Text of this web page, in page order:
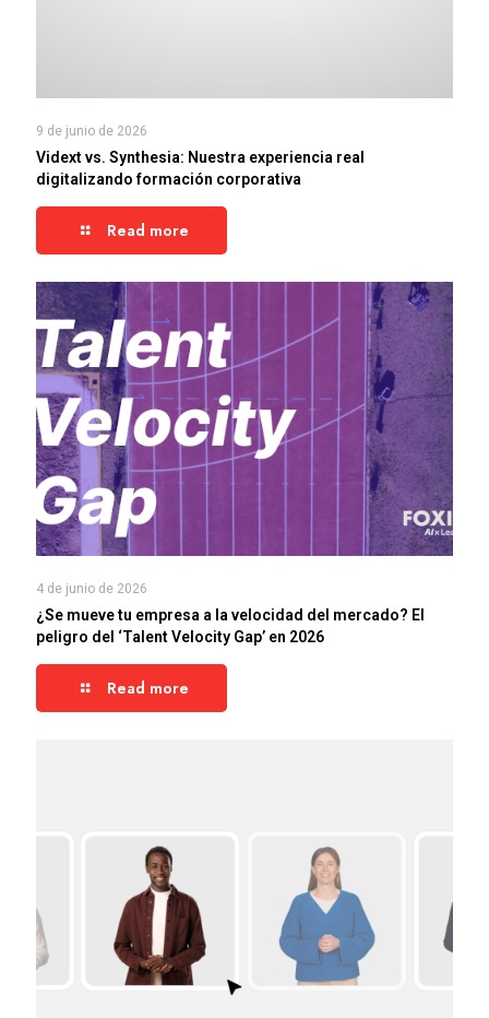
9 de junio de 2026
Vidext vs. Synthesia: Nuestra experiencia real
digitalizando formación corporativa
Read more
4 de junio de 2026
¿Se mueve tu empresa a la velocidad del mercado? El
peligro del ‘Talent Velocity Gap’ en 2026
Read more